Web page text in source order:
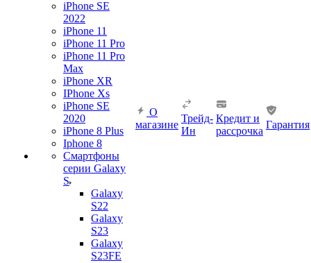
iPhone SE
2022
iPhone 11
iPhone 11 Pro
iPhone 11 Pro
Max
iPhone XR
IPhone Xs
iPhone SE
2020
iPhone 8 Plus
Iphone 8
Смартфоны
серии Galaxy
S
Galaxy
S22
Galaxy
S23
Galaxy
S23FE
О
магазине
Трейд-
Ин
Кредит и
рассрочка
Гарантия